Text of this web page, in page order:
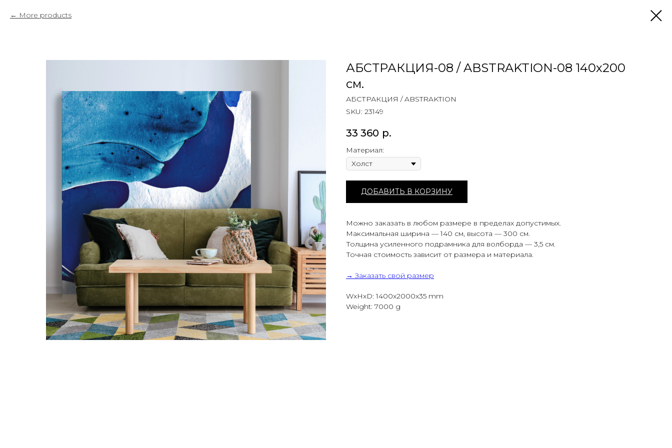
More products
АБСТРАКЦИЯ-08 / ABSTRAKTION-08 140х200
см.
АБСТРАКЦИЯ / ABSTRAKTION
SKU: 23149
33 360 р.
Материал:
ДОБАВИТЬ В КОРЗИНУ
Можно заказать в любом размере в пределах допустимых.
Максимальная ширина — 140 см, высота — 300 см.
Толщина усиленного подрамника для волборда — 3,5 см.
Точная стоимость зависит от размера и материала.
→ Заказать свой размер
WxHxD: 1400x2000x35 mm
Weight: 7000 g